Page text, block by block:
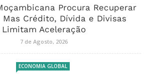
Procura Recuperar
Mas Crédito, Dívida e Divisas
Limitam Aceleração
7 de Agosto, 2026
ECONOMIA GLOBAL